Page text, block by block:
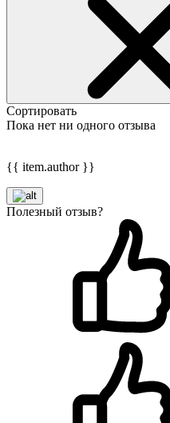
Сортировать
Пока нет ни одного отзыва
{{ item.author }}
Полезный отзыв?